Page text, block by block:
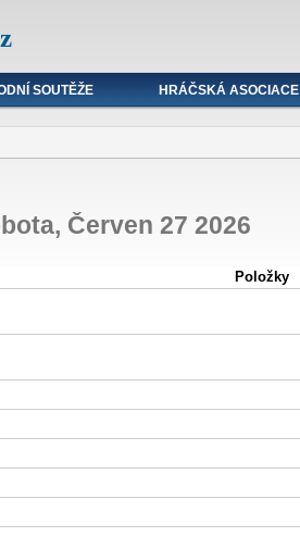
SOUTĚŽE HRÁČSKÁ ASOCIACE
Červen 27 2026
Položky